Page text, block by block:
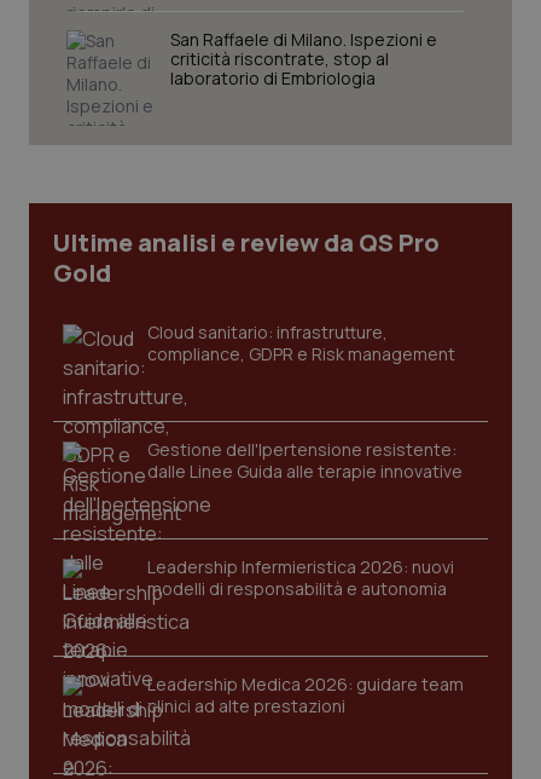
San Raffaele di Milano. Ispezioni e
criticità riscontrate, stop al
laboratorio di Embriologia
Ultime analisi e review da QS Pro
Gold
Cloud sanitario: infrastrutture,
compliance, GDPR e Risk management
Gestione dell'Ipertensione resistente:
dalle Linee Guida alle terapie innovative
Leadership Infermieristica 2026: nuovi
modelli di responsabilità e autonomia
Leadership Medica 2026: guidare team
clinici ad alte prestazioni
Nome
Fornitore/
VISITOR_PRIVACY_METADATA
YouTube
CookieScriptConsent
CookieScript